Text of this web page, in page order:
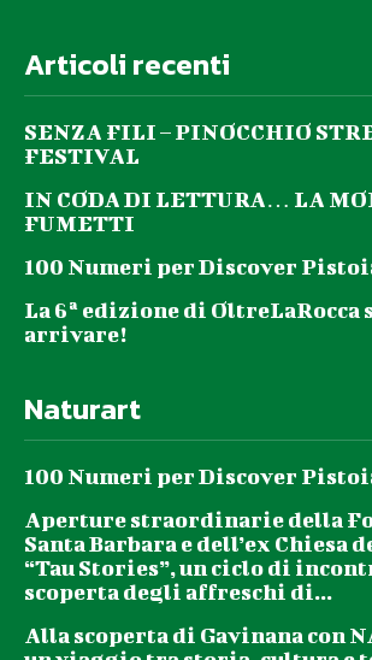
Articoli recenti
SENZA FILI – PINOCCHIO
FESTIVAL
IN CODA DI LETTURA… LA
FUMETTI
100 Numeri per Discover
La 6ª edizione di OltreLaRocca
arrivare!
Naturart
100 Numeri per Discover
Aperture straordinarie della
Santa Barbara e dell’ex Chiesa
“Tau Stories”, un ciclo di
scoperta degli affreschi di...
Alla scoperta di Gavinana con